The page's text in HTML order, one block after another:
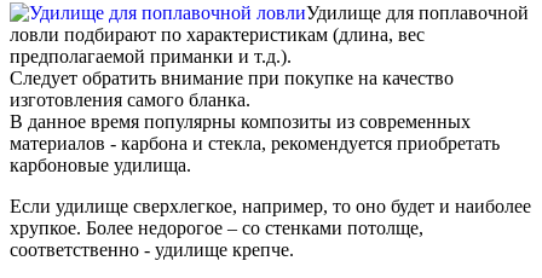
Удилище для поплавочной
ловли подбирают по характеристикам (длина, вес
предполагаемой приманки и т.д.).
Следует обратить внимание при покупке на качество
изготовления самого бланка.
В данное время популярны композиты из современных
материалов - карбона и стекла, рекомендуется приобретать
карбоновые удилища.
Если удилище сверхлегкое, например, то оно будет и наиболее
хрупкое. Более недорогое – со стенками потолще,
соответственно - удилище крепче.